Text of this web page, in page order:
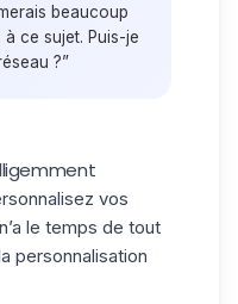
beaucoup
ce sujet. Puis-je
?”
vos
le temps de tout
personnalisation